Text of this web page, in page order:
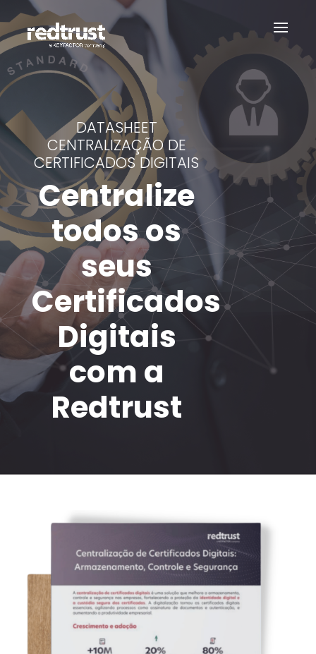
DATASHEET
CENTRALIZAÇÃO DE
CERTIFICADOS DIGITAIS
Centralize
todos os
seus
Certificados
Digitais
com a
Redtrust